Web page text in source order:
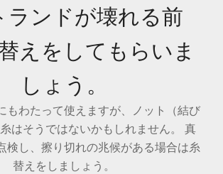
ランドが壊れる前
えをしてもらいま
しょう。
もわたって使えますが、ノット（結び
はそうではないかもしれません。 真
検し、擦り切れの兆候がある場合は糸
替えをしましょう。